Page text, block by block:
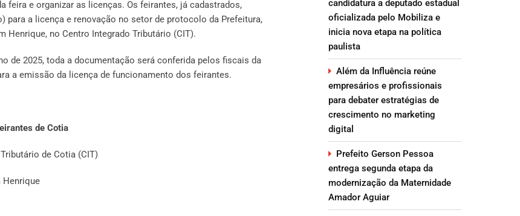
feira e organizar as licenças. Os feirantes, já cadastrados,
para a licença e renovação no setor de protocolo da Prefeitura,
Henrique, no Centro Integrado Tributário (CIT).
de 2025, toda a documentação será conferida pelos fiscais da
a emissão da licença de funcionamento dos feirantes.
de Cotia
de Cotia (CIT)
Henrique
candidatura a deputado estadual
oficializada pelo Mobiliza e
inicia nova etapa na política
paulista
Além da Influência reúne
empresários e profissionais
para debater estratégias de
crescimento no marketing
digital
Prefeito Gerson Pessoa
entrega segunda etapa da
modernização da Maternidade
Amador Aguiar